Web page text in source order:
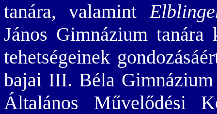
tanára, valamint
János Gimnázium
tehetségeinek
bajai III. Béla
Általános Művelődési